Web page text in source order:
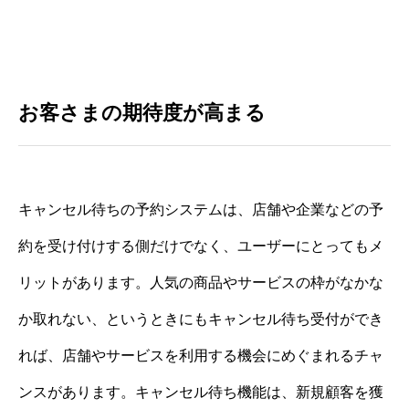
お客さまの期待度が高まる
キャンセル待ちの予約システムは、店舗や企業などの予
約を受け付けする側だけでなく、ユーザーにとってもメ
リットがあります。人気の商品やサービスの枠がなかな
か取れない、というときにもキャンセル待ち受付ができ
れば、店舗やサービスを利用する機会にめぐまれるチャ
ンスがあります。キャンセル待ち機能は、新規顧客を獲